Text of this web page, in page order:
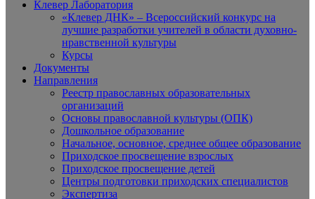
Клевер Лаборатория
«Клевер ДНК» – Всероссийский конкурс на
лучшие разработки учителей в области духовно-
нравственной культуры
Курсы
Документы
Направления
Реестр православных образовательных
организаций
Основы православной культуры (ОПК)
Дошкольное образование
Начальное, основное, среднее общее образование
Приходское просвещение взрослых
Приходское просвещение детей
Центры подготовки приходских специалистов
Экспертиза